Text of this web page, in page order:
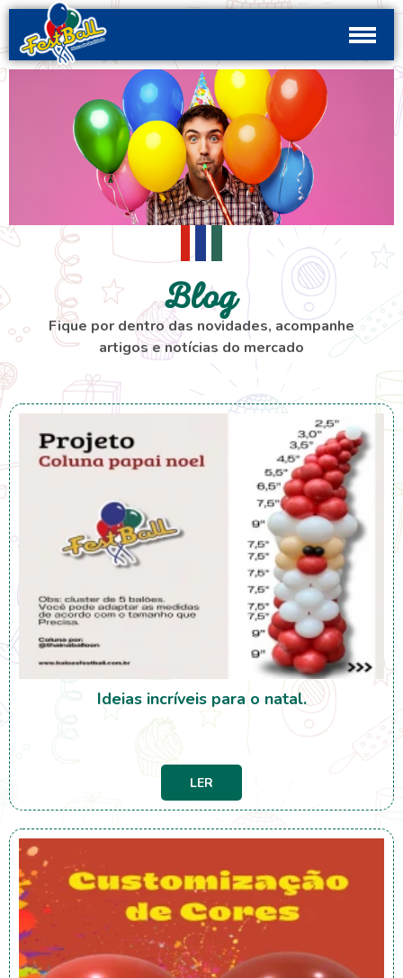
Blog
Fique por dentro das novidades, acompanhe
artigos e notícias do mercado
Ideias incríveis para o natal.
LER